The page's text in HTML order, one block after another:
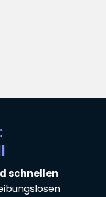
schnellen